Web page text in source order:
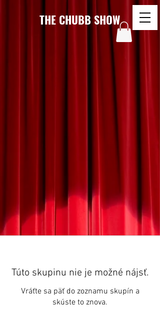
THE CHUBB SHOW
Túto skupinu nie je možné nájsť.
Vráťte sa päť do zoznamu skupín a
skúste to znova.